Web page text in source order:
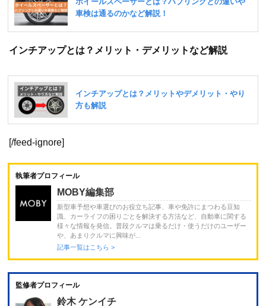
インチアップとは？メリット・デメリットなど解説
[/feed-ignore]
執筆者プロフィール
MOBY編集部
新型車予想や車選びのお役立ち記事、車や免許にまつわる豆知
識、カーライフの困りごとを解決する方法など、自動車に関する
様々な情報を発信。普段クルマは乗るだけ・使うだけのユーザー
や、あまりクルマに興味が...
記事一覧はこちら >
監修者プロフィール
鈴木 ケンイチ